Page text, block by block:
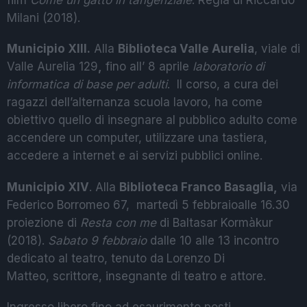
Milani (2018).
Municipio XIII. Alla Biblioteca Valle Aurelia, viale di
Valle Aurelia 129, fino all’ 8 aprile laboratorio di
informatica di base per adulti. Il corso, a cura dei
ragazzi dell’alternanza scuola lavoro, ha come
obiettivo quello di insegnare al pubblico adulto come
accendere un computer, utilizzare una tastiera,
accedere a internet e ai servizi pubblici online.
Municipio XIV. Alla Biblioteca Franco Basaglia
via
Federico Borromeo 67, martedì 5 febbraioalle 16.30
proiezione di Resta con me di Baltasar Kormàkur
(2018). Sabato 9 febbraio dalle 10 alle 13 incontro
dedicato al teatro, tenuto da Lorenzo Di
Matteo, scrittore, insegnante di teatro e attore.